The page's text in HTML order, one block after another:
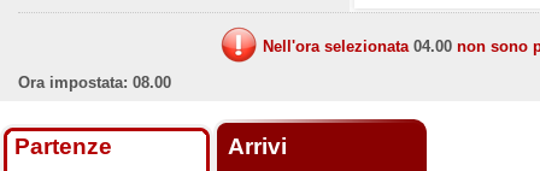
Nell'ora selezionata 04.00 non sono
Ora impostata: 08.00
Partenze Arrivi